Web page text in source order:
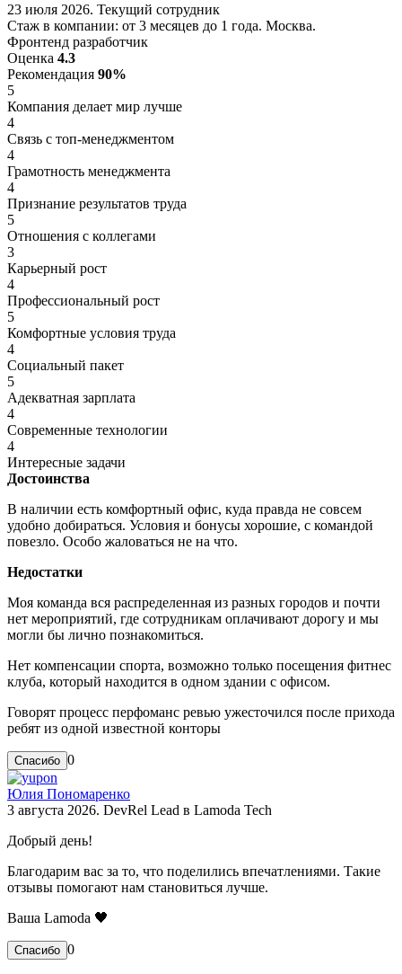
23 июля 2026. Текущий сотрудник
Стаж в компании: от 3 месяцев до 1 года. Москва.
Фронтенд разработчик
Оценка 4.3
Рекомендация 90%
5
Компания делает мир лучше
4
Связь с топ-менеджментом
4
Грамотность менеджмента
4
Признание результатов труда
5
Отношения с коллегами
3
Карьерный рост
4
Профессиональный рост
5
Комфортные условия труда
4
Социальный пакет
5
Адекватная зарплата
4
Современные технологии
4
Интересные задачи
Достоинства
В наличии есть комфортный офис, куда правда не совсем
удобно добираться. Условия и бонусы хорошие, с командой
повезло. Особо жаловаться не на что.
Недостатки
Моя команда вся распределенная из разных городов и почти
нет мероприятий, где сотрудникам оплачивают дорогу и мы
могли бы лично познакомиться.
Нет компенсации спорта, возможно только посещения фитнес
клуба, который находится в одном здании с офисом.
Говорят процесс перфоманс ревью ужесточился после прихода
ребят из одной известной конторы
0
Юлия Пономаренко
3 августа 2026. DevRel Lead в Lamoda Tech
Добрый день!
Благодарим вас за то, что поделились впечатлениями. Такие
отзывы помогают нам становиться лучше.
Ваша Lamoda 🖤
0